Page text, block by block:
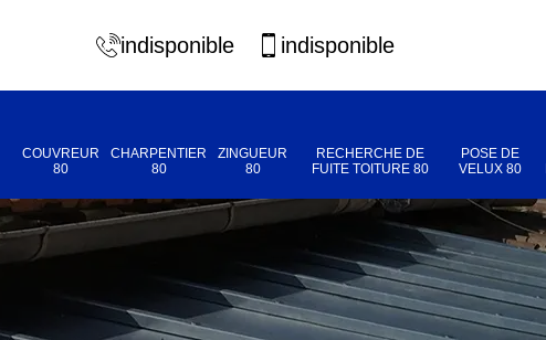
indisponible indisponible
COUVREUR
80
CHARPENTIER
80
ZINGUEUR
80
RECHERCHE DE
FUITE TOITURE 80
POSE DE
VELUX 80